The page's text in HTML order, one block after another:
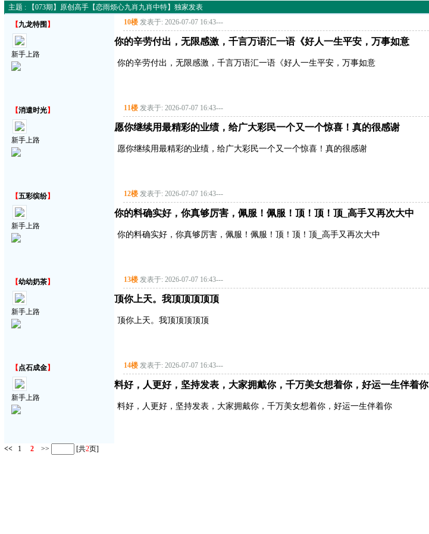
主题 : 【073期】原创高手【恋雨烦心九肖九肖中特】独家发表
【九龙特围 】
新手上路
10楼 发表于: 2026-07-07 16:43---
你的辛劳付出，无限感激，千言万语汇一语《好人一生平安，万事如意
你的辛劳付出，无限感激，千言万语汇一语《好人一生平安，万事如意
【消遣时光】
新手上路
11楼 发表于: 2026-07-07 16:43---
愿你继续用最精彩的业绩，给广大彩民一个又一个惊喜！真的很感谢
愿你继续用最精彩的业绩，给广大彩民一个又一个惊喜！真的很感谢
【五彩缤纷】
新手上路
12楼 发表于: 2026-07-07 16:43---
你的料确实好，你真够厉害，佩服！佩服！顶！顶！顶_高手又再次大中
你的料确实好，你真够厉害，佩服！佩服！顶！顶！顶_高手又再次大中
【幼幼奶茶】
新手上路
13楼 发表于: 2026-07-07 16:43---
顶你上天。我顶顶顶顶顶
顶你上天。我顶顶顶顶顶
【点石成金】
新手上路
14楼 发表于: 2026-07-07 16:43---
料好，人更好，坚持发表，大家拥戴你，千万美女想着你，好运一生伴着你
料好，人更好，坚持发表，大家拥戴你，千万美女想着你，好运一生伴着你
<< 1 2 >> [共2页]